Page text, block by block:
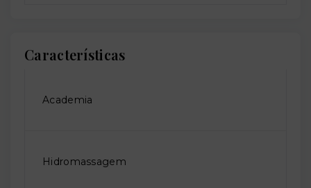
Características
Academia
Hidromassagem